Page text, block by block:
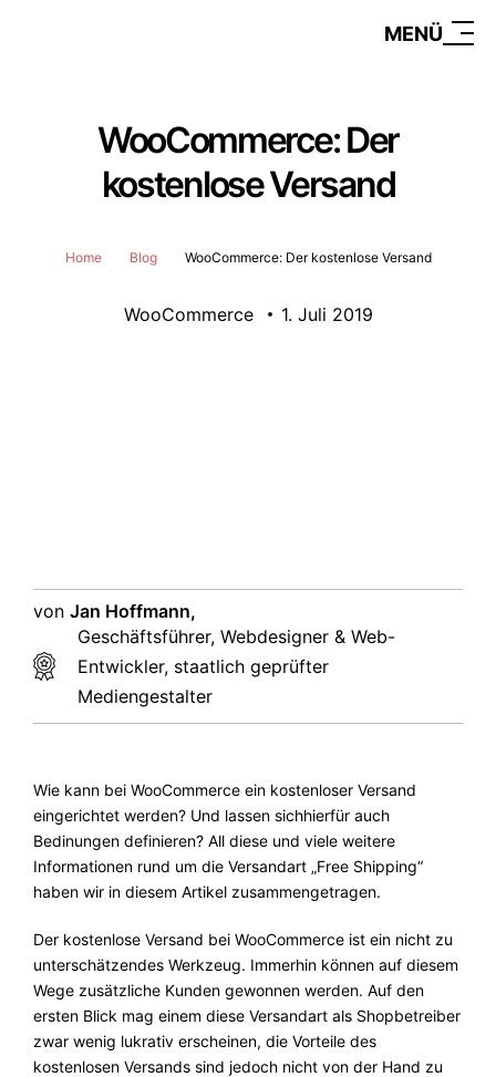
MENÜ
WooCommerce: Der
kostenlose Versand
Home Blog WooCommerce: Der kostenlose Versand
WooCommerce 1. Juli 2019
von Jan Hoffmann,
Geschäftsführer, Webdesigner & Web-
Entwickler, staatlich geprüfter
Mediengestalter
Wie kann bei WooCommerce ein kostenloser Versand
eingerichtet werden? Und lassen sichhierfür auch
Bedinungen definieren? All diese und viele weitere
Informationen rund um die Versandart „Free Shipping“
haben wir in diesem Artikel zusammengetragen.
Der kostenlose Versand bei WooCommerce ist ein nicht zu
unterschätzendes Werkzeug. Immerhin können auf diesem
Wege zusätzliche Kunden gewonnen werden. Auf den
ersten Blick mag einem diese Versandart als Shopbetreiber
zwar wenig lukrativ erscheinen, die Vorteile des
kostenlosen Versands sind jedoch nicht von der Hand zu